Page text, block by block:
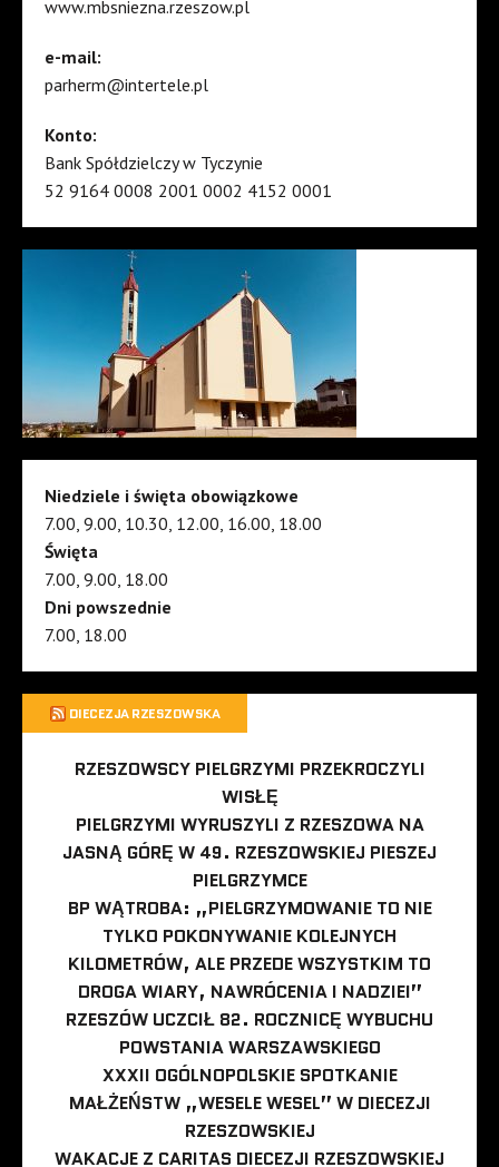
www.mbsniezna.rzeszow.pl
e-mail:
parherm@intertele.pl
Konto:
Bank Spółdzielczy w Tyczynie
52 9164 0008 2001 0002 4152 0001
Niedziele i święta obowiązkowe
7.00, 9.00, 10.30, 12.00, 16.00, 18.00
Święta
7.00, 9.00, 18.00
Dni powszednie
7.00, 18.00
DIECEZJA RZESZOWSKA
RZESZOWSCY PIELGRZYMI PRZEKROCZYLI
WISŁĘ
PIELGRZYMI WYRUSZYLI Z RZESZOWA NA
JASNĄ GÓRĘ W 49. RZESZOWSKIEJ PIESZEJ
PIELGRZYMCE
BP WĄTROBA: „PIELGRZYMOWANIE TO NIE
TYLKO POKONYWANIE KOLEJNYCH
KILOMETRÓW, ALE PRZEDE WSZYSTKIM TO
DROGA WIARY, NAWRÓCENIA I NADZIEI”
RZESZÓW UCZCIŁ 82. ROCZNICĘ WYBUCHU
POWSTANIA WARSZAWSKIEGO
XXXII OGÓLNOPOLSKIE SPOTKANIE
MAŁŻEŃSTW „WESELE WESEL” W DIECEZJI
RZESZOWSKIEJ
WAKACJE Z CARITAS DIECEZJI RZESZOWSKIEJ